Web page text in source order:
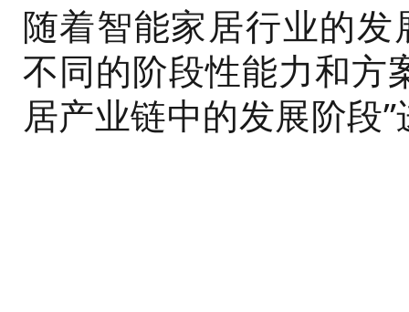
随着智能家居行业的
不同的阶段性能力和方
居产业链中的发展阶段